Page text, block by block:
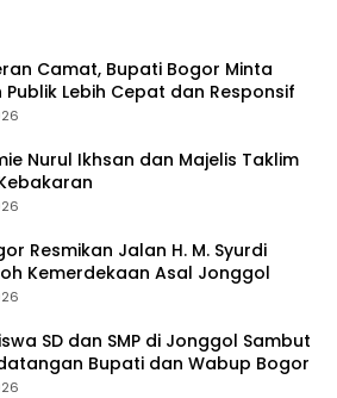
Camat, Bupati Bogor Minta
Publik Lebih Cepat dan Responsif
Nurul Ikhsan dan Majelis Taklim
Resmikan Jalan H. M. Syurdi
Kemerdekaan Asal Jonggol
SD dan SMP di Jonggol Sambut
Bupati dan Wabup Bogor